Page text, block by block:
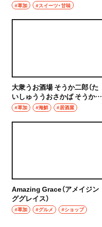
#草加 #スイーツ・甘味
大衆うお酒場 そうか二郎（た
いしゅううおさかば そうかじ
ろう）
#草加 #海鮮 #居酒屋
Amazing Grace（アメイジン
ググレイス）
#草加 #グルメ #ショップ